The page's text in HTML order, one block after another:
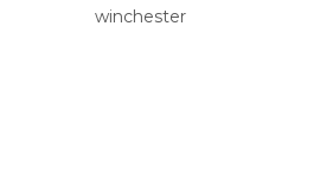
winchester